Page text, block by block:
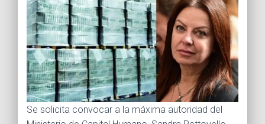
Se solicita convocar a la máxima autoridad del